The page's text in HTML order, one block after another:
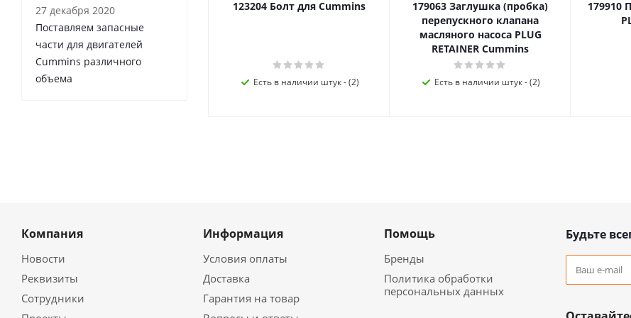
123204 Болт для Cummins
Есть в наличии штук - (2)
179063 Заглушка (пробка)
перепускного клапана
масляного насоса PLUG
RETAINER Cummins
Есть в наличии штук - (2)
179910
27 декабря 2020
Поставляем запасные
части для двигателей
Cummins различного
объема
Компания
Новости
Реквизиты
Сотрудники
Информация
Условия оплаты
Доставка
Гарантия на товар
Помощь
Бренды
Политика обработки
персональных данных
Будьте